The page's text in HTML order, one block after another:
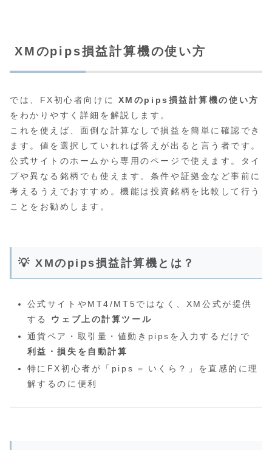
XMのpips損益計算機の使い方
では、FX初心者向けに XMのpips損益計算機の使い方
をわかりやすく詳細を解説します。
これを使えば、面倒な計算なしで損益を簡単に確認でき
ます。値を選択していれれば答えが出ると言う者です。
公式サイトのホームから専用のページで使えます。タイ
プや異なる銘柄でも使えます。条件や証拠金など事前に
考えるうえでおすすめ。機能は投資銘柄を比較して行う
ことをお勧めします。
💡 XMのpips損益計算機とは？
公式サイトやMT4/MT5ではなく、XM公式が提供
する ウェブ上の計算ツール
通貨ペア・取引量・値動きpipsを入力するだけで
利益・損失を自動計算
特にFX初心者が「pips = いくら？」を直感的に理
解するのに便利